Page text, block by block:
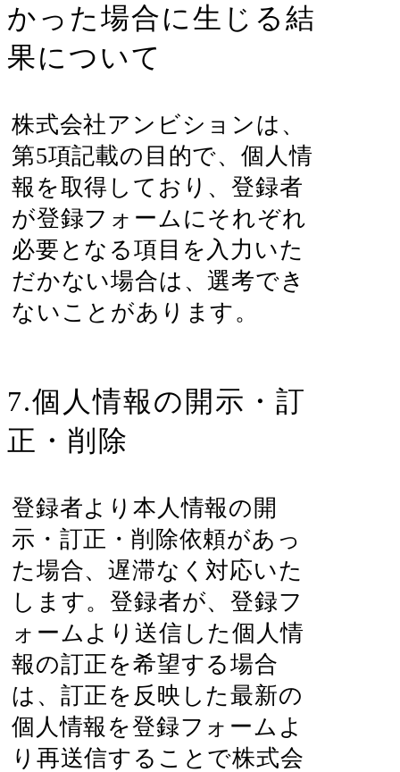
かった場合に生じる結
果について
株式会社アンビションは、
第5項記載の目的で、個人情
報を取得しており、登録者
が登録フォームにそれぞれ
必要となる項目を入力いた
だかない場合は、選考でき
ないことがあります。
7.個人情報の開示・訂
正・削除
登録者より本人情報の開
示・訂正・削除依頼があっ
た場合、遅滞なく対応いた
します。登録者が、登録フ
ォームより送信した個人情
報の訂正を希望する場合
は、訂正を反映した最新の
個人情報を登録フォームよ
り再送信することで株式会